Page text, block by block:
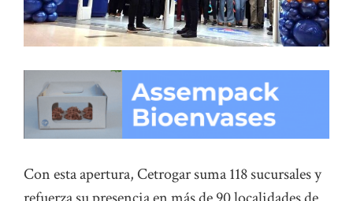
Con esta apertura, Cetrogar suma 118 sucursales y